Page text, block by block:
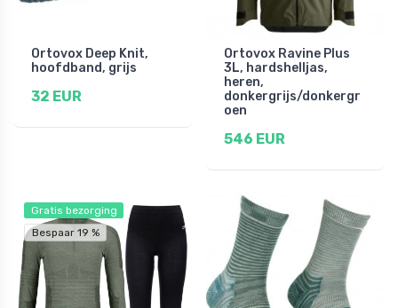
Ortovox Deep Knit,
hoofdband, grijs
32 EUR
Ortovox Ravine Plus
3L, hardshelljas,
heren,
donkergrijs/donkergr
oen
546 EUR
Gratis bezorging
Bespaar 19 %